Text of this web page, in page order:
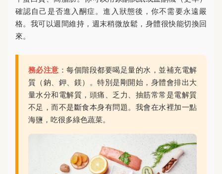
確認自己是否進入酮症。進入狀態後，你不需要永遠嚴
格。我可以週間維持，週末稍微放鬆，身體很快能切換回
來。
務必注意 ：每個階段都要喝足量的水，並補充電解
質（鈉、鉀、鎂）。特別是剛開始，身體會排出大
量水分和電解質，頭痛、乏力、抽筋常常是電解質
不足，而不是斷食本身有問題。我會在水裡加一點
海鹽，吃很多綠色蔬菜。